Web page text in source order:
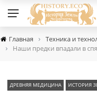
Главная › Техника и
› Наши предки впадали в
ДРЕВНЯЯ МЕДИЦИНА ИСТОРИЯ